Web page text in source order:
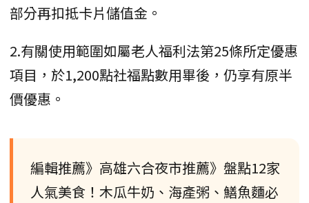
部分再扣抵卡片儲值金。
2.有關使用範圍如屬老人福利法第25條所定優惠
項目，於1,200點社福點數用畢後，仍享有原半
價優惠。
編輯推薦》高雄六合夜市推薦》盤點12家
人氣美食！木瓜牛奶、海產粥、鱔魚麵必